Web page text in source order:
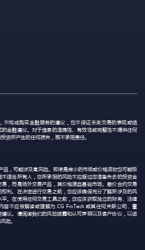
不构成购买金融服务的建议，也不保证未来交易的表现或结
金融建议。对于信息的准确性、有效性或完整性不提供任何
资所产生的任何损失，概不承担责任。
品，可能涉及高风险。即使是微小的市场或价格波动也可能极
适合所有人，您所承担的风险不应超过您准备失去的投资金
，而是场外交易产品，其价格源自基础市场。差价合约交易
利。在决定进行交易之前，您应该确保充分了解所涉及的风
。在使用任何交易工具之前，您应该获取独立的财务、法律
容不应被解读或理解为 CG FinTech 或其任何关联公司、董
议。请阅读我们的风险披露和认可声明以及客户协议，以进
险。